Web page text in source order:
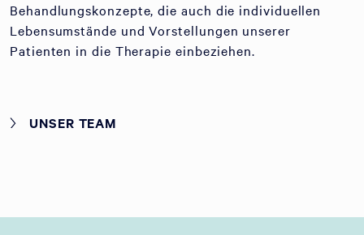
Behandlungskonzepte, die auch die individuellen
Lebensumstände und Vorstellungen unserer
Patienten in die Therapie einbeziehen.
UNSER TEAM